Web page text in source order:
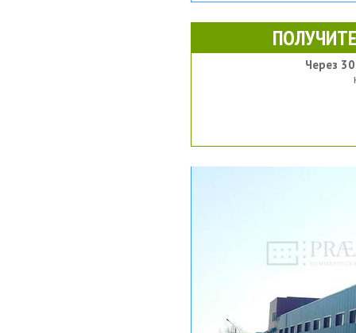
Через